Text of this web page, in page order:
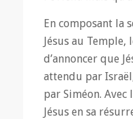
En composant la
Jésus au Temple,
d’annoncer que
attendu par
par Siméon.
Jésus en sa